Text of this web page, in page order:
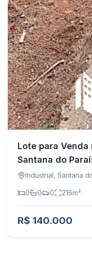
Lote para
Santana do
Industrial Santana
0 0 0 216m²
R$ 140.000